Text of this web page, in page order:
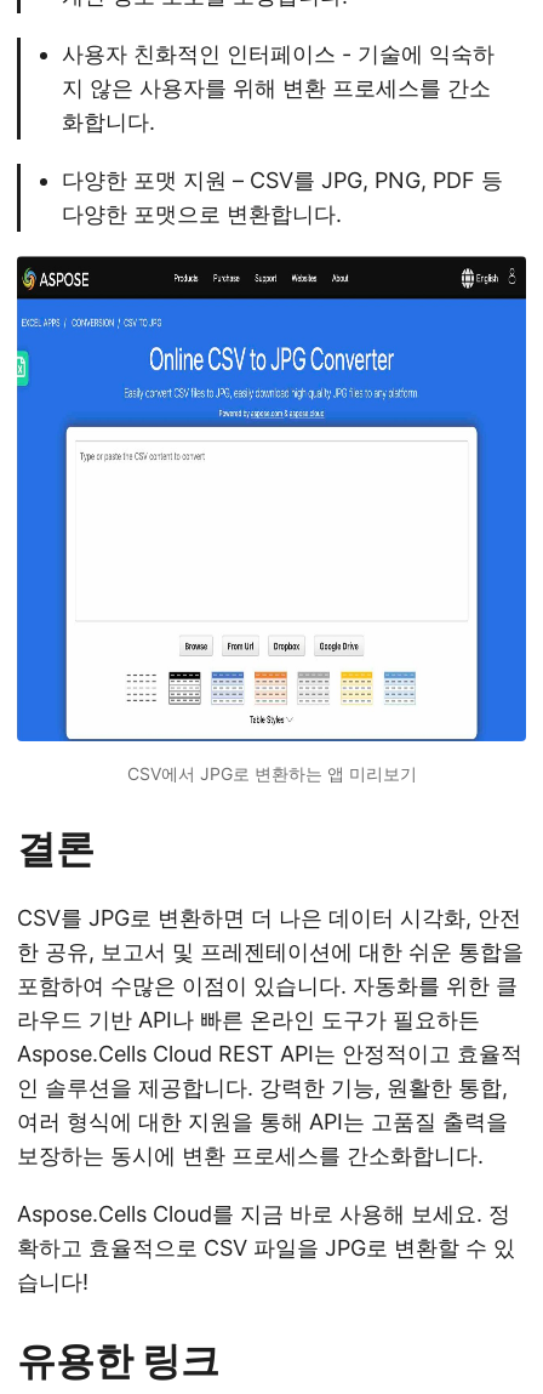
사용자 친화적인 인터페이스 - 기술에 익숙하
지 않은 사용자를 위해 변환 프로세스를 간소
화합니다.
다양한 포맷 지원 – CSV를 JPG, PNG, PDF 등
다양한 포맷으로 변환합니다.
CSV에서 JPG로 변환하는 앱 미리보기
결론
CSV를 JPG로 변환하면 더 나은 데이터 시각화, 안전
한 공유, 보고서 및 프레젠테이션에 대한 쉬운 통합을
포함하여 수많은 이점이 있습니다. 자동화를 위한 클
라우드 기반 API나 빠른 온라인 도구가 필요하든
Aspose.Cells Cloud REST API는 안정적이고 효율적
인 솔루션을 제공합니다. 강력한 기능, 원활한 통합,
여러 형식에 대한 지원을 통해 API는 고품질 출력을
보장하는 동시에 변환 프로세스를 간소화합니다.
Aspose.Cells Cloud를 지금 바로 사용해 보세요. 정
확하고 효율적으로 CSV 파일을 JPG로 변환할 수 있
습니다!
유용한 링크